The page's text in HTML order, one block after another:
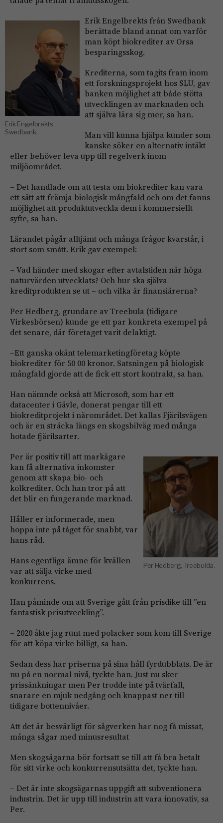
Erik Engelbrekts,
Swedbank.
Erik Engelbrekts från Swedbank
berättade bland annat om varför
man köpt biokrediter av Orsa
besparingsskog.
Krediterna, som tagits fram inom
ett forskningsprojekt hos SLU, gav
banken möjlighet att både stötta
utvecklingen av marknaden och
att själva lära sig mer, sa han.
Man vill kunna hjälpa kunder som
kanske söker en alternativ intäkt
eller behöver leva upp till regelverk inom
miljöområdet.
– Det handlade om att testa om biokrediter kan vara
ett sätt att främja biologisk mångfald och om det fanns
möjlighet att produktutveckla dem i kommersiellt
syfte, sa han.
Lärandet pågår alltjämt och många frågor kvarstår, i
stort som smått. Erik gav exempel:
– Vad händer med skogar efter avtalstiden när höga
naturvärden utvecklats? Och hur ska själva
kreditprodukten se ut – och vilka är finansiärerna?
Per Hedberg, grundare av Treebula (tidigare
Virkesbörsen) kunde ge ett par konkreta exempel på
det senare, där företaget varit delaktigt.
–Ett ganska okänt telemarketingföretag köpte
biokrediter för 50 00 kronor. Satsningen på biologisk
mångfald gjorde att de fick ett stort kontrakt, sa han.
Han nämnde också att Microsoft, som har ett
datacenter i Gävle, donerat pengar till ett
biokreditprojekt i närområdet. Det kallas Fjärilsvägen
och är en sträcka längs en skogsbilväg med många
hotade fjärilsarter.
Per Hedberg, Treebulda.
Per är positiv till att markägare
kan få alternativa inkomster
genom att skapa bio- och
kolkrediter. Och han tror på att
det blir en fungerande marknad.
Håller er informerade, men
hoppa inte på tåget för snabbt, var
hans råd.
Hans egentliga ämne för kvällen
var att sälja virke med
konkurrens.
Han påminde om att Sverige gått från prisdike till ”en
fantastisk prisutveckling”.
– 2020 åkte jag runt med polacker som kom till Sverige
för att köpa virke billigt, sa han.
Sedan dess har priserna på sina håll fyrdubblats. De är
nu på en normal nivå, tyckte han. Just nu sker
prissänkningar men Per trodde inte på tvärfall,
snarare en mjuk nedgång och knappast ner till
tidigare bottennivåer.
Att det är besvärligt för sågverken har nog få missat,
många sågar med minusresultat
Men skogsägarna bör fortsatt se till att få bra betalt
för sitt virke och konkurrensutsätta det, tyckte han.
– Det är inte skogsägarnas uppgift att subventionera
industrin. Det är upp till industrin att vara innovativ, sa
Per.